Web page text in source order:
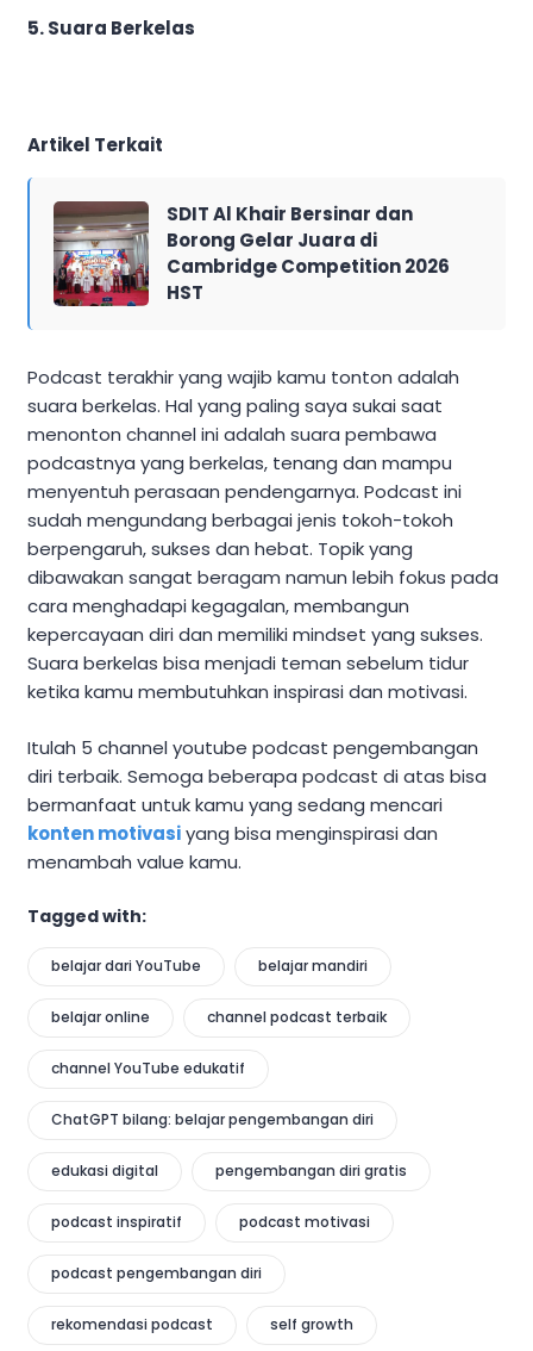
5. Suara Berkelas
Artikel Terkait
SDIT Al Khair Bersinar dan
Borong Gelar Juara di
Cambridge Competition 2026
HST
Podcast terakhir yang wajib kamu tonton adalah
suara berkelas. Hal yang paling saya sukai saat
menonton channel ini adalah suara pembawa
podcastnya yang berkelas, tenang dan mampu
menyentuh perasaan pendengarnya. Podcast ini
sudah mengundang berbagai jenis tokoh-tokoh
berpengaruh, sukses dan hebat. Topik yang
dibawakan sangat beragam namun lebih fokus pada
cara menghadapi kegagalan, membangun
kepercayaan diri dan memiliki mindset yang sukses.
Suara berkelas bisa menjadi teman sebelum tidur
ketika kamu membutuhkan inspirasi dan motivasi.
Itulah 5 channel youtube podcast pengembangan
diri terbaik. Semoga beberapa podcast di atas bisa
bermanfaat untuk kamu yang sedang mencari
konten motivasiyang bisa menginspirasi dan
menambah value kamu.
Tagged with:
belajar dari YouTube belajar mandiri
belajar online channel podcast terbaik
channel YouTube edukatif
ChatGPT bilang: belajar pengembangan diri
edukasi digital pengembangan diri gratis
podcast inspiratif podcast motivasi
podcast pengembangan diri
rekomendasi podcast self growth